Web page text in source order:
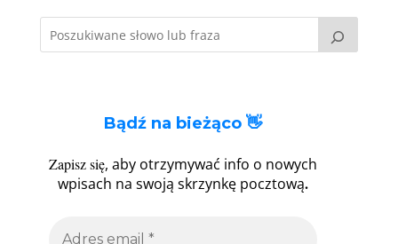
Bądź na bieżąco 👋
Zapisz się, aby otrzymywać info o nowych
wpisach na swoją skrzynkę pocztową.